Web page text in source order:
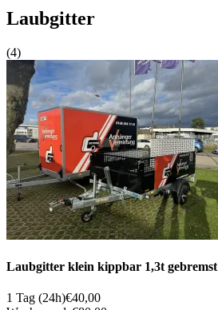
Laubgitter
(4)
Laubgitter klein kippbar 1,3t gebremst
1 Tag (24h)€40,00